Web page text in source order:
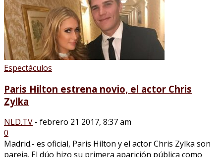
Espectáculos
Paris Hilton estrena novio, el actor Chris
Zylka
NLD.TV - febrero 21 2017, 8:37 am
0
Madrid.- es oficial, Paris Hilton y el actor Chris Zylka son
pareja. El dúo hizo su primera aparición pública como